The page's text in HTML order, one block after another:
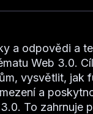
a odpovědi a
Web 3.0.
vysvětlit, jak
a
To zahrnuje